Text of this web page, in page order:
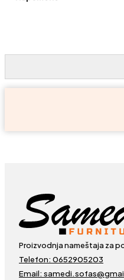
Proizvodnja nameštaja za
Telefon: 0652905203
Email: